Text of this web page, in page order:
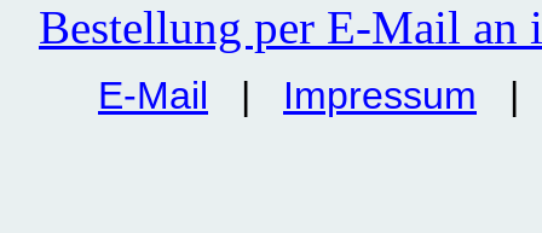
Bestellung per E-Mail an
E-Mail | Impressum